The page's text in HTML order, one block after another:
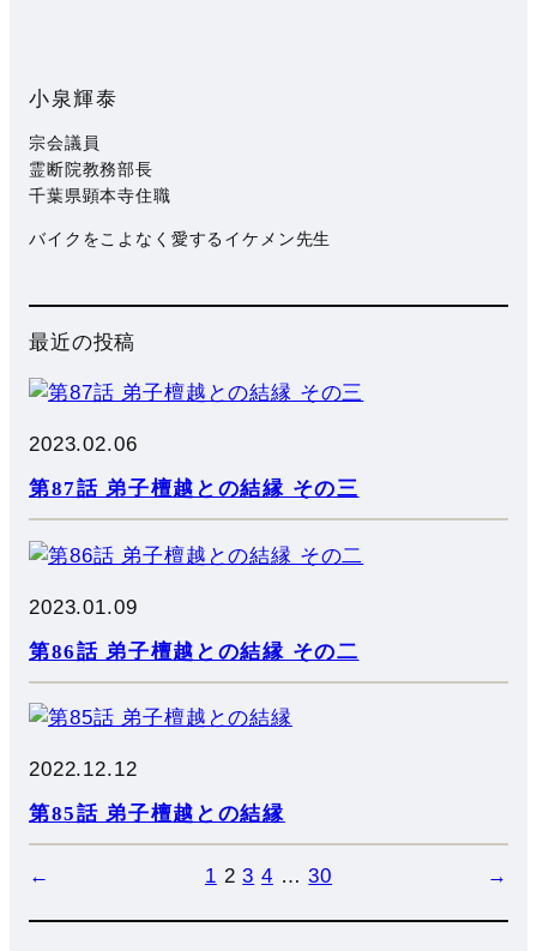
小泉輝泰
宗会議員
霊断院教務部長
千葉県顕本寺住職
バイクをこよなく愛するイケメン先生
最近の投稿
2023.02.06
第87話 弟子檀越との結縁 その三
2023.01.09
第86話 弟子檀越との結縁 その二
2022.12.12
第85話 弟子檀越との結縁
← 1 2 3 4 … 30 →